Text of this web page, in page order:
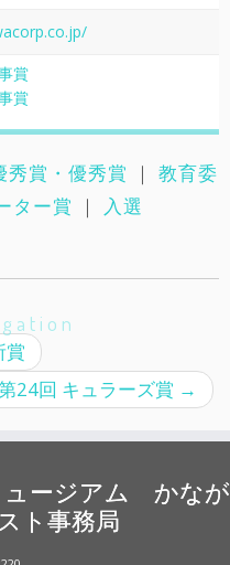
賞
賞
秀賞・優秀賞 ｜ 教育委
ター賞 ｜ 入選
賞
24回 キュラーズ賞 →
ュージアム かなが
ト事務局